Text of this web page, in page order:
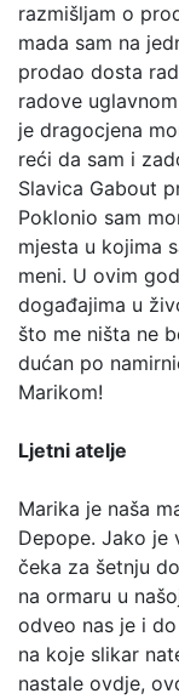
razmišljam o
mada sam na
prodao dosta
radove
je dragocjena
reći da sam i
Slavica Gabout
Poklonio sam
mjesta u kojima
meni. U ovim
događajima u
što me ništa ne
dućan po
Marikom!
Ljetni atelje
Marika je naša
Depope. Jako je
čeka za šetnju
na ormaru u
odveo nas je i
na koje slikar
nastale ovdje,